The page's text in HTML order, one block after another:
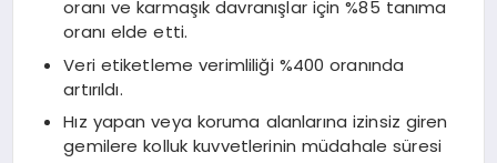
oranı ve karmaşık davranışlar için %85 tanıma
oranı elde etti.
Veri etiketleme verimliliği %400 oranında
artırıldı.
Hız yapan veya koruma alanlarına izinsiz giren
gemilere kolluk kuvvetlerinin müdahale süresi